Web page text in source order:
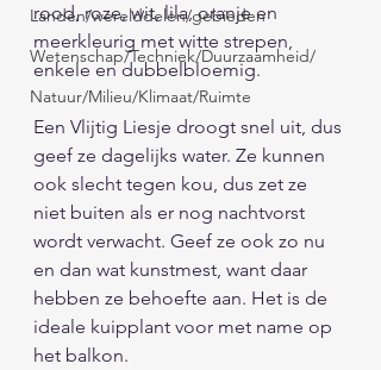
Landen/werelddelen/gebieden
Wetenschap/Techniek/Duurzaamheid/
Natuur/Milieu/Klimaat/Ruimte
rood, roze, wit, lila, oranje en
meerkleurig met witte strepen,
enkele en dubbelbloemig.
Een Vlijtig Liesje droogt snel uit, dus
geef ze dagelijks water. Ze kunnen
ook slecht tegen kou, dus zet ze
niet buiten als er nog nachtvorst
wordt verwacht. Geef ze ook zo nu
en dan wat kunstmest, want daar
hebben ze behoefte aan. Het is de
ideale kuipplant voor met name op
het balkon.